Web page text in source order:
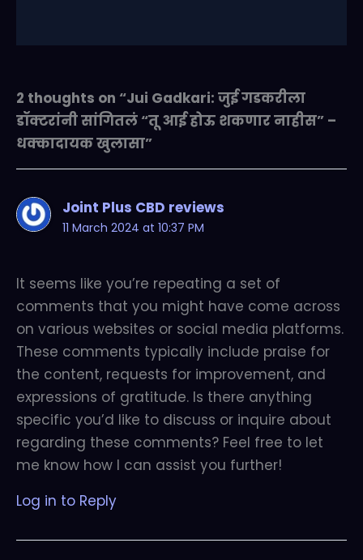
2 thoughts on “Jui Gadkari: जुई गडकरीला
डॉक्टरांनी सांगितलं “तू आई होऊ शकणार नाहीस” –
धक्कादायक खुलासा”
Joint Plus CBD reviews
11 March 2024 at 10:37 PM
It seems like you’re repeating a set of
comments that you might have come across
on various websites or social media platforms.
These comments typically include praise for
the content, requests for improvement, and
expressions of gratitude. Is there anything
specific you’d like to discuss or inquire about
regarding these comments? Feel free to let
me know how I can assist you further!
Log in to Reply